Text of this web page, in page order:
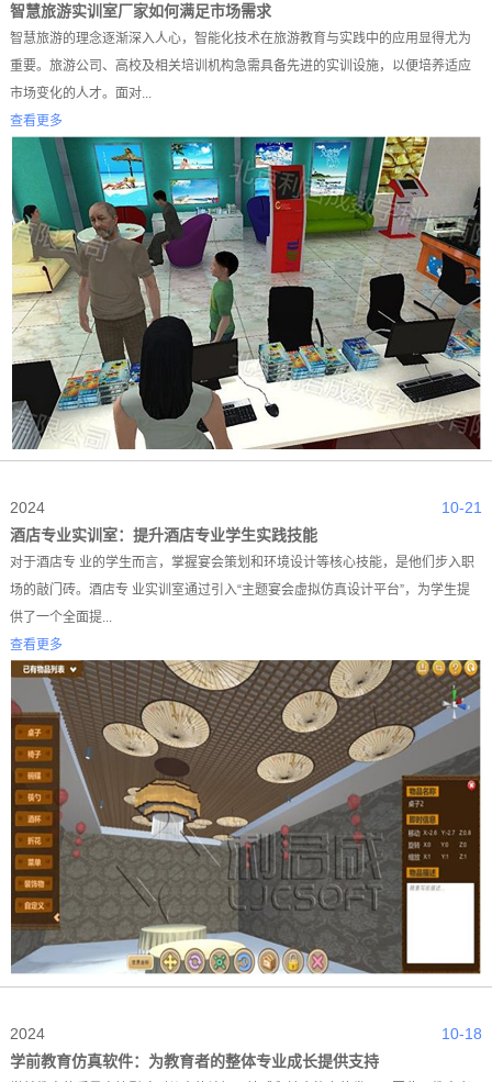
智慧旅游实训室厂家如何满足市场需求
智慧旅游的理念逐渐深入人心，智能化技术在旅游教育与实践中的应用显得尤为
重要。旅游公司、高校及相关培训机构急需具备先进的实训设施，以便培养适应
市场变化的人才。面对...
查看更多
10-21
2024
酒店专业实训室：提升酒店专业学生实践技能
对于酒店专 业的学生而言，掌握宴会策划和环境设计等核心技能，是他们步入职
场的敲门砖。酒店专 业实训室通过引入“主题宴会虚拟仿真设计平台”，为学生提
供了一个全面提...
查看更多
10-18
2024
学前教育仿真软件：为教育者的整体专业成长提供支持